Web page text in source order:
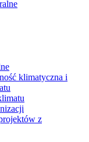
klimatyczna i
z